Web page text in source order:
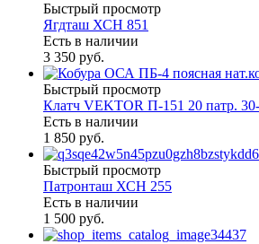
Быстрый просмотр
Ягдташ ХСН 851
Есть в наличии
3 350 руб.
Быстрый просмотр
Клатч VEKTOR П-151 20 патр.
Есть в наличии
1 850 руб.
Быстрый просмотр
Патронташ ХСН 255
Есть в наличии
1 500 руб.